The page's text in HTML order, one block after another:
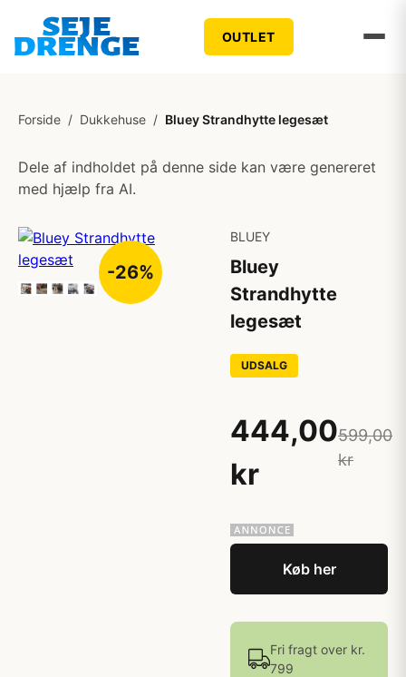
OUTLET
Forside / Dukkehuse / Bluey Strandhytte legesæt
Dele af indholdet på denne side kan være genereret
med hjælp fra AI.
-26%
BLUEY
Bluey
Strandhytte
legesæt
UDSALG
444,00
kr
599,00
kr
Køb her
Fri fragt over kr.
799